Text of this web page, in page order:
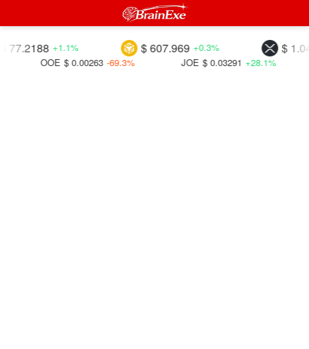
$ 1.04255 -
$ 607.969 +0.3%
+1.1%
$ 0.03291 +28.1%
$ 0.00263 -69.3%